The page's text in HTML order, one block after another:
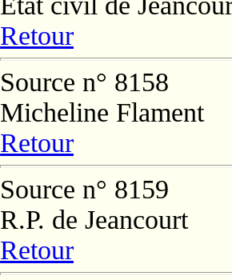
Retour
Source n° 8158
Micheline Flament
Retour
Source n° 8159
R.P. de Jeancourt
Retour